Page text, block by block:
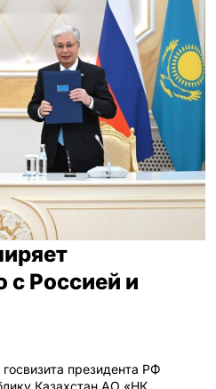
с Россией и
президента РФ